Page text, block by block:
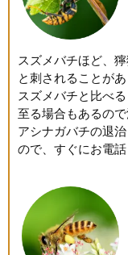
スズメバチほど、
と刺されることがあ
スズメバチと比べ
至る場合もあるので
アシナガバチの退
ので、すぐにお電話